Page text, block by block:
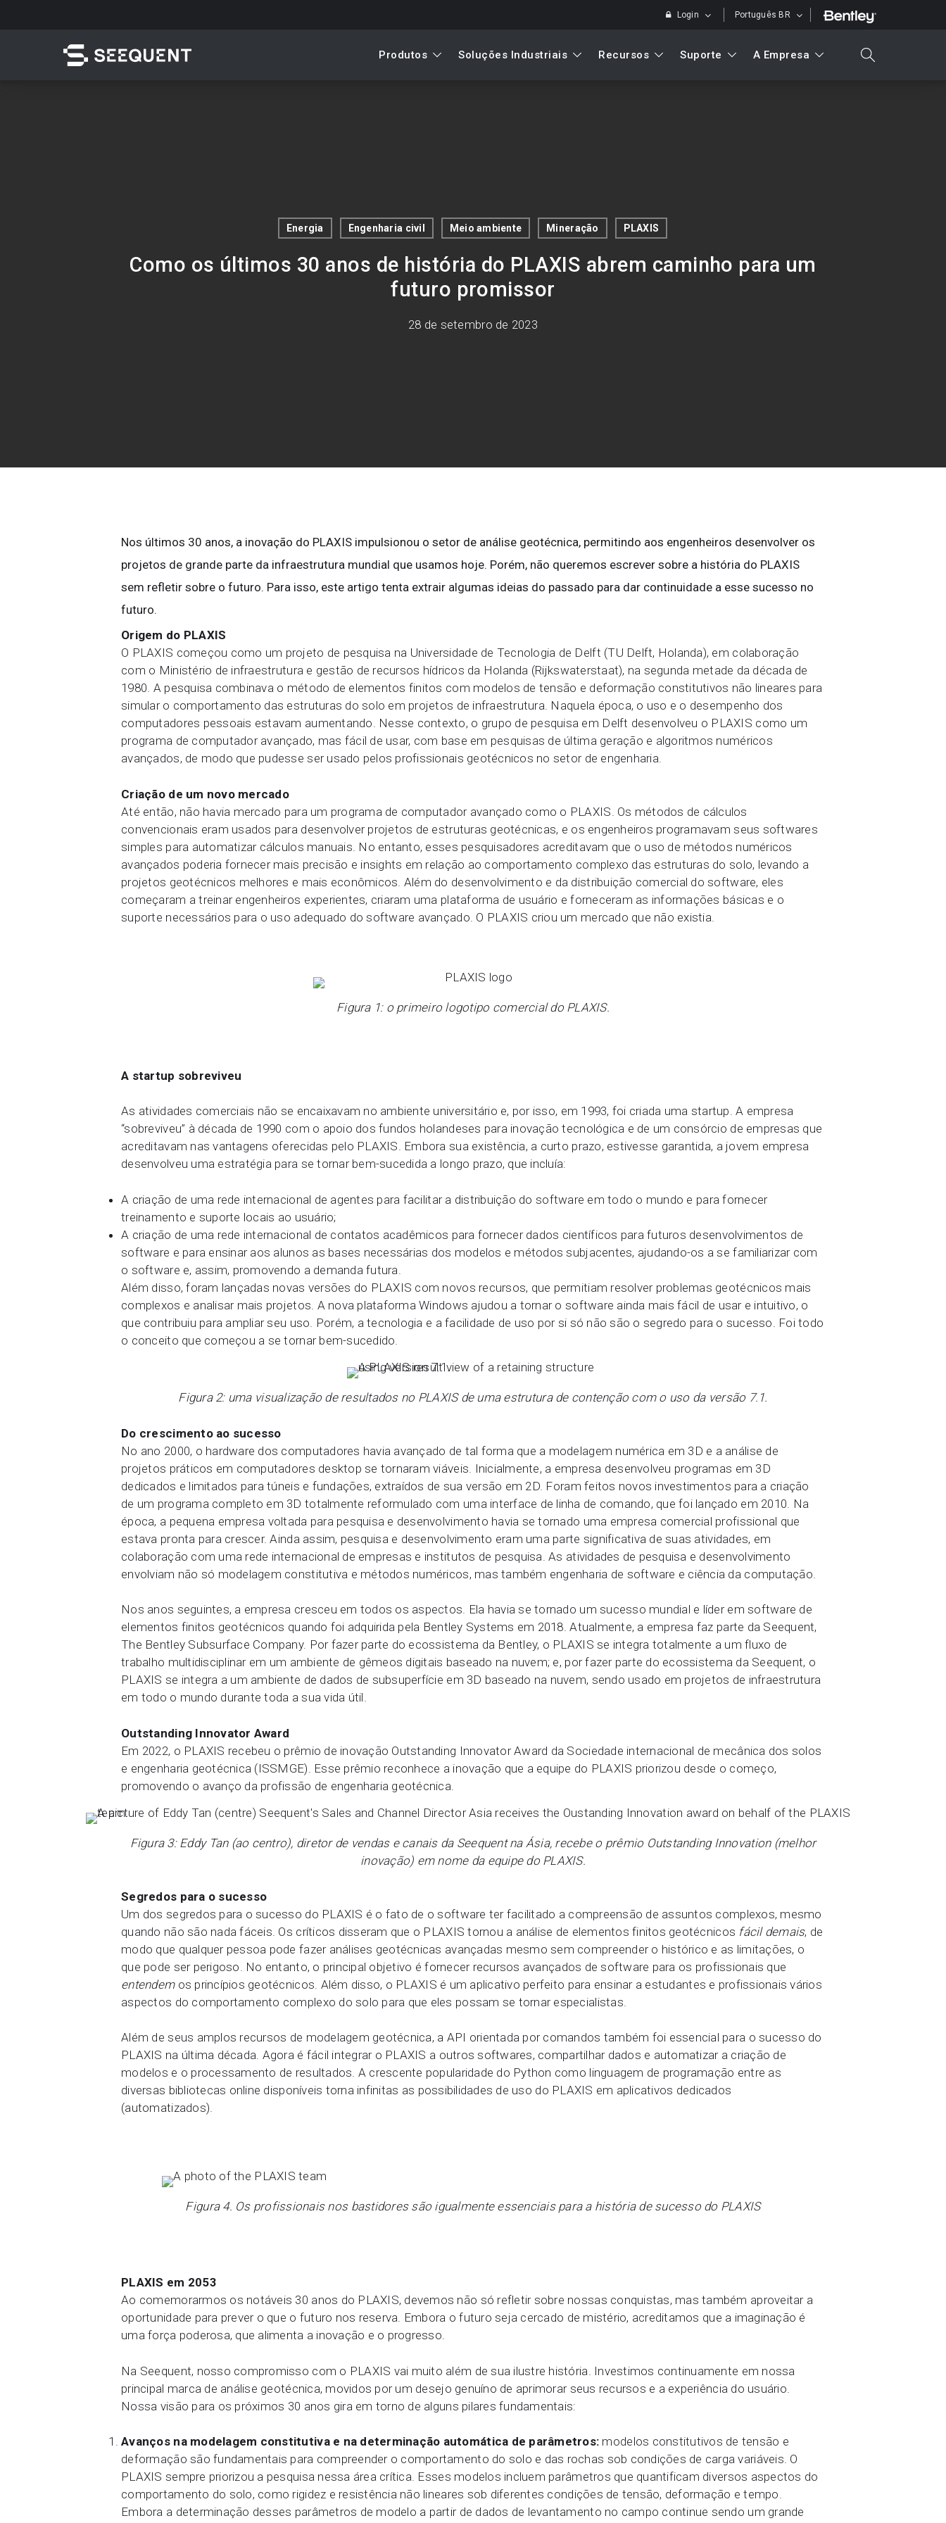
Login Português BR
Acesso rápido a
Soluções da Seequent para dados de geociências
Produtos Soluções Industriais Recursos Suporte A Empresa
search
Energia Engenharia civil Meio ambiente Mineração PLAXIS
Como os últimos 30 anos de história do PLAXIS abrem caminho para um
futuro promissor
28 de setembro de 2023
Nos últimos 30 anos, a inovação do PLAXIS impulsionou o setor de análise geotécnica, permitindo aos engenheiros desenvolver os
projetos de grande parte da infraestrutura mundial que usamos hoje. Porém, não queremos escrever sobre a história do PLAXIS
sem refletir sobre o futuro. Para isso, este artigo tenta extrair algumas ideias do passado para dar continuidade a esse sucesso no
futuro.
Origem do PLAXIS
O PLAXIS começou como um projeto de pesquisa na Universidade de Tecnologia de Delft (TU Delft, Holanda), em colaboração
com o Ministério de infraestrutura e gestão de recursos hídricos da Holanda (Rijkswaterstaat), na segunda metade da década de
1980. A pesquisa combinava o método de elementos finitos com modelos de tensão e deformação constitutivos não lineares para
simular o comportamento das estruturas do solo em projetos de infraestrutura. Naquela época, o uso e o desempenho dos
computadores pessoais estavam aumentando. Nesse contexto, o grupo de pesquisa em Delft desenvolveu o PLAXIS como um
programa de computador avançado, mas fácil de usar, com base em pesquisas de última geração e algoritmos numéricos
avançados, de modo que pudesse ser usado pelos profissionais geotécnicos no setor de engenharia.
Criação de um novo mercado
Até então, não havia mercado para um programa de computador avançado como o PLAXIS. Os métodos de cálculos
convencionais eram usados para desenvolver projetos de estruturas geotécnicas, e os engenheiros programavam seus softwares
simples para automatizar cálculos manuais. No entanto, esses pesquisadores acreditavam que o uso de métodos numéricos
avançados poderia fornecer mais precisão e insights em relação ao comportamento complexo das estruturas do solo, levando a
projetos geotécnicos melhores e mais econômicos. Além do desenvolvimento e da distribuição comercial do software, eles
começaram a treinar engenheiros experientes, criaram uma plataforma de usuário e forneceram as informações básicas e o
suporte necessários para o uso adequado do software avançado. O PLAXIS criou um mercado que não existia.
Figura 1: o primeiro logotipo comercial do PLAXIS.
A startup sobreviveu
As atividades comerciais não se encaixavam no ambiente universitário e, por isso, em 1993, foi criada uma startup. A empresa
“sobreviveu” à década de 1990 com o apoio dos fundos holandeses para inovação tecnológica e de um consórcio de empresas que
acreditavam nas vantagens oferecidas pelo PLAXIS. Embora sua existência, a curto prazo, estivesse garantida, a jovem empresa
desenvolveu uma estratégia para se tornar bem-sucedida a longo prazo, que incluía:
A criação de uma rede internacional de agentes para facilitar a distribuição do software em todo o mundo e para fornecer
treinamento e suporte locais ao usuário;
A criação de uma rede internacional de contatos acadêmicos para fornecer dados científicos para futuros desenvolvimentos de
software e para ensinar aos alunos as bases necessárias dos modelos e métodos subjacentes, ajudando-os a se familiarizar com
o software e, assim, promovendo a demanda futura.
Além disso, foram lançadas novas versões do PLAXIS com novos recursos, que permitiam resolver problemas geotécnicos mais
complexos e analisar mais projetos. A nova plataforma Windows ajudou a tornar o software ainda mais fácil de usar e intuitivo, o
que contribuiu para ampliar seu uso. Porém, a tecnologia e a facilidade de uso por si só não são o segredo para o sucesso. Foi todo
o conceito que começou a se tornar bem-sucedido.
Figura 2: uma visualização de resultados no PLAXIS de uma estrutura de contenção com o uso da versão 7.1.
Do crescimento ao sucesso
No ano 2000, o hardware dos computadores havia avançado de tal forma que a modelagem numérica em 3D e a análise de
projetos práticos em computadores desktop se tornaram viáveis. Inicialmente, a empresa desenvolveu programas em 3D
dedicados e limitados para túneis e fundações, extraídos de sua versão em 2D. Foram feitos novos investimentos para a criação
de um programa completo em 3D totalmente reformulado com uma interface de linha de comando, que foi lançado em 2010. Na
época, a pequena empresa voltada para pesquisa e desenvolvimento havia se tornado uma empresa comercial profissional que
estava pronta para crescer. Ainda assim, pesquisa e desenvolvimento eram uma parte significativa de suas atividades, em
colaboração com uma rede internacional de empresas e institutos de pesquisa. As atividades de pesquisa e desenvolvimento
envolviam não só modelagem constitutiva e métodos numéricos, mas também engenharia de software e ciência da computação.
Nos anos seguintes, a empresa cresceu em todos os aspectos. Ela havia se tornado um sucesso mundial e líder em software de
elementos finitos geotécnicos quando foi adquirida pela Bentley Systems em 2018. Atualmente, a empresa faz parte da Seequent,
The Bentley Subsurface Company. Por fazer parte do ecossistema da Bentley, o PLAXIS se integra totalmente a um fluxo de
trabalho multidisciplinar em um ambiente de gêmeos digitais baseado na nuvem; e, por fazer parte do ecossistema da Seequent, o
PLAXIS se integra a um ambiente de dados de subsuperfície em 3D baseado na nuvem, sendo usado em projetos de infraestrutura
em todo o mundo durante toda a sua vida útil.
Outstanding Innovator Award
Em 2022, o PLAXIS recebeu o prêmio de inovação Outstanding Innovator Award da Sociedade internacional de mecânica dos solos
e engenharia geotécnica (ISSMGE). Esse prêmio reconhece a inovação que a equipe do PLAXIS priorizou desde o começo,
promovendo o avanço da profissão de engenharia geotécnica.
Figura 3: Eddy Tan (ao centro), diretor de vendas e canais da Seequent na Ásia, recebe o prêmio Outstanding Innovation (melhor
inovação) em nome da equipe do PLAXIS.
Segredos para o sucesso
Um dos segredos para o sucesso do PLAXIS é o fato de o software ter facilitado a compreensão de assuntos complexos, mesmo
quando não são nada fáceis. Os críticos disseram que o PLAXIS tornou a análise de elementos finitos geotécnicos fácil demais, de
modo que qualquer pessoa pode fazer análises geotécnicas avançadas mesmo sem compreender o histórico e as limitações, o
que pode ser perigoso. No entanto, o principal objetivo é fornecer recursos avançados de software para os profissionais que
entendemos princípios geotécnicos. Além disso, o PLAXIS é um aplicativo perfeito para ensinar a estudantes e profissionais vários
aspectos do comportamento complexo do solo para que eles possam se tornar especialistas.
Além de seus amplos recursos de modelagem geotécnica, a API orientada por comandos também foi essencial para o sucesso do
PLAXIS na última década. Agora é fácil integrar o PLAXIS a outros softwares, compartilhar dados e automatizar a criação de
modelos e o processamento de resultados. A crescente popularidade do Python como linguagem de programação entre as
diversas bibliotecas online disponíveis torna infinitas as possibilidades de uso do PLAXIS em aplicativos dedicados
(automatizados).
Figura 4. Os profissionais nos bastidores são igualmente essenciais para a história de sucesso do PLAXIS
PLAXIS em 2053
Ao comemorarmos os notáveis 30 anos do PLAXIS, devemos não só refletir sobre nossas conquistas, mas também aproveitar a
oportunidade para prever o que o futuro nos reserva. Embora o futuro seja cercado de mistério, acreditamos que a imaginação é
uma força poderosa, que alimenta a inovação e o progresso.
Na Seequent, nosso compromisso com o PLAXIS vai muito além de sua ilustre história. Investimos continuamente em nossa
principal marca de análise geotécnica, movidos por um desejo genuíno de aprimorar seus recursos e a experiência do usuário.
Nossa visão para os próximos 30 anos gira em torno de alguns pilares fundamentais:
Avanços na modelagem constitutiva e na determinação automática de parâmetros: modelos constitutivos de tensão e
deformação são fundamentais para compreender o comportamento do solo e das rochas sob condições de carga variáveis. O
PLAXIS sempre priorizou a pesquisa nessa área crítica. Esses modelos incluem parâmetros que quantificam diversos aspectos do
comportamento do solo, como rigidez e resistência não lineares sob diferentes condições de tensão, deformação e tempo.
Embora a determinação desses parâmetros de modelo a partir de dados de levantamento no campo continue sendo um grande